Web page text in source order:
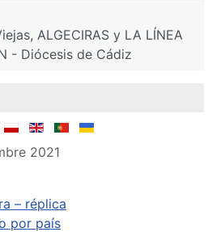
ALGECIRAS y LA LÍNEA
- Diócesis de Cádiz
2021
– réplica
por país